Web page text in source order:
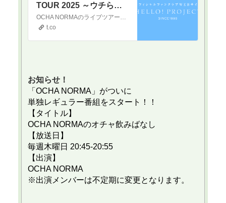
TOUR 2025 ～ウチらの
地元は日本じゃん！～」
FC先行受付のお知らせ｜
Hello! Projectオフィシャ
OCHA NORMAのライブツアーが決定しました！一般発売に先駆けて、ファンクラブ先行受付を行います。【エグゼクティブ会員の方にお知らせ】本公演は「限定特別シート無料ご招待（整理番号30番以内）」と「先々行受付」を行います。詳しくは「エグゼクティブサービス（限定特別シート）のご案内」メール、または「エグゼクティブサービ
t.co
お知らせ！
「OCHA NORMA」がついに
単独レギュラー番組をスタート！！
【タイトル】
OCHA NORMAのオチャ飲みばなし
【放送日】
毎週木曜日 20:45-20:55
【出演】
OCHA NORMA
※出演メンバーは不定期に変更となります。